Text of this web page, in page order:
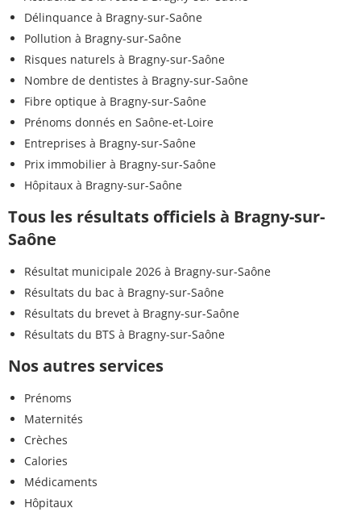
Délinquance à Bragny-sur-Saône
Pollution à Bragny-sur-Saône
Risques naturels à Bragny-sur-Saône
Nombre de dentistes à Bragny-sur-Saône
Fibre optique à Bragny-sur-Saône
Prénoms donnés en Saône-et-Loire
Entreprises à Bragny-sur-Saône
Prix immobilier à Bragny-sur-Saône
Hôpitaux à Bragny-sur-Saône
Tous les résultats officiels à Bragny-sur-
Saône
Résultat municipale 2026 à Bragny-sur-Saône
Résultats du bac à Bragny-sur-Saône
Résultats du brevet à Bragny-sur-Saône
Résultats du BTS à Bragny-sur-Saône
Nos autres services
Prénoms
Maternités
Crèches
Calories
Médicaments
Hôpitaux